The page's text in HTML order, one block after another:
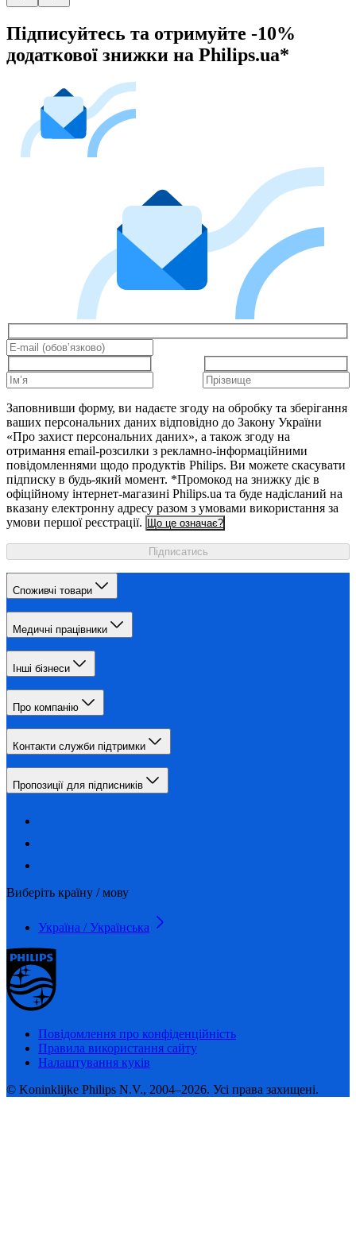
Підписуйтесь та отримуйте -10%
додаткової знижки на Philips.ua*
Заповнивши форму, ви надаєте згоду на обробку та зберігання
ваших персональних даних відповідно до Закону України
«Про захист персональних даних», а також згоду на
отримання email-розсилки з рекламно-інформаційними
повідомленнями щодо продуктів Philips. Ви можете скасувати
підписку в будь-який момент. *Промокод на знижку діє в
офіційному інтернет-магазині Philips.ua та буде надісланий на
вказану електронну адресу разом з умовами використання за
умови першої реєстрації. Що це означає?
Підписатись
Споживчі товари
Медичні працівники
Інші бізнеси
Про компанію
Контакти служби підтримки
Пропозиції для підписників
Виберіть країну / мову
Україна / Українська
Повідомлення про конфіденційність
Правила використання сайту
Налаштування куків
© Koninklijke Philips N.V., 2004–2026. Усі права захищені.